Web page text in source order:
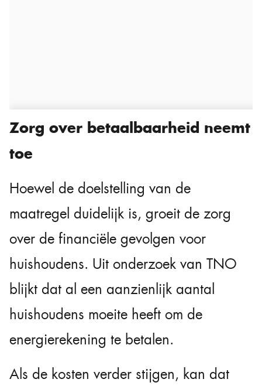
Zorg over betaalbaarheid neemt
toe
Hoewel de doelstelling van de
maatregel duidelijk is, groeit de zorg
over de financiële gevolgen voor
huishoudens. Uit onderzoek van TNO
blijkt dat al een aanzienlijk aantal
huishoudens moeite heeft om de
energierekening te betalen.
Als de kosten verder stijgen, kan dat